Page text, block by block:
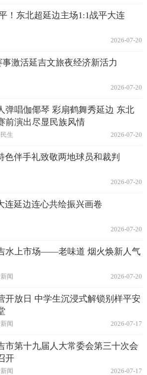
！东北超延边主场1:1战平大连
2026-07-20
激活延吉文旅夜经济新活力
2026-07-20
弹唱伽倻琴 彩扇鹤舞秀延边 东北
前演出尽显民族风情
2026-07-20
生
色伴手礼致敬两地球员和裁判
2026-07-20
连延边连心共绘振兴画卷
2026-07-20
水上市场——老味道 烟火焕新人气
2026-07-20
闻
开放日 中学生沉浸式解锁别样平安
2026-07-17
闻
市第十九届人大常委会第三十次会
开
2026-07-17
闻